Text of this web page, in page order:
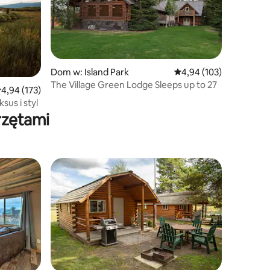
ocena: 4,94 na 5, liczba recenzji: 173
4,94 (173)
i styl
Dom w: Island Park Średnia ocena: 4,94
4,94 (103)
The Village Green Lodge Sleeps up to 27